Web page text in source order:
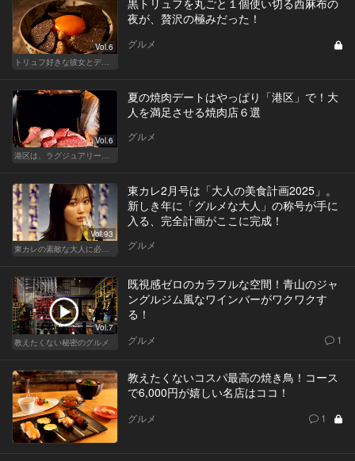
Vol.6
夜が、贅沢の極みだった！
グルメ
Vol.6
夏の焼肉デートはやっぱり「港区」で！大
人を満足させる焼肉店６選
グルメ
Vol.93
東カレ2月号は「大人の美食計画2025」。
新しき年に「グルメな大人」の称号が手に
入る、完全計画がここに完成！
グルメ
Vol.7
教えたくない秘密のグルメ
既視感ゼロのカラフルな空間！青山のジャ
ングルジム風なワインバーがワクワクす
る！
グルメ 1
教えたくないコスパ最高の焼き鳥！コース
で6,000円が嬉しい名店はココ！
グルメ 1